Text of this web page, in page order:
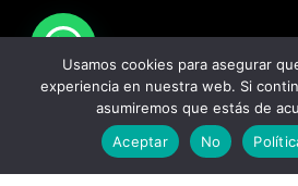
Política de Envío
Lista de deseosMi cuenta
Usamos cookies para asegurar
experiencia en nuestra web. Si
asumiremos que estás de
Aceptar
No